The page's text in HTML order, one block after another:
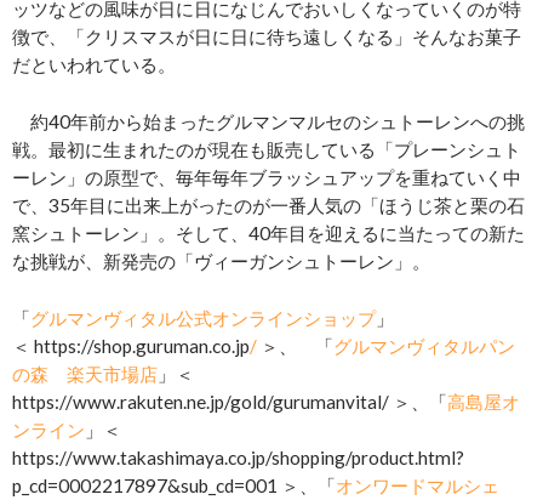
ッツなどの風味が日に日になじんでおいしくなっていくのが特
徴で、「クリスマスが日に日に待ち遠しくなる」そんなお菓子
だといわれている。
約40年前から始まったグルマンマルセのシュトーレンへの挑
戦。最初に生まれたのが現在も販売している「プレーンシュト
ーレン」の原型で、毎年毎年ブラッシュアップを重ねていく中
で、35年目に出来上がったのが一番人気の「ほうじ茶と栗の石
窯シュトーレン」。そして、40年目を迎えるに当たっての新た
な挑戦が、新発売の「ヴィーガンシュトーレン」。
「グルマンヴィタル公式オンラインショップ」
＜ https://shop.guruman.co.jp/ ＞、 「グルマンヴィタルパン
の森 楽天市場店 」＜
https://www.rakuten.ne.jp/gold/gurumanvital/ ＞、「高島屋オ
ンライン 」＜
https://www.takashimaya.co.jp/shopping/product.html?
p_cd=0002217897&sub_cd=001 ＞、「オンワードマルシェ